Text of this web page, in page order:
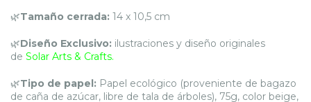
🌿Tamaño cerrada: 14 x 10,5 cm
🌿Diseño Exclusivo: ilustraciones y diseño originales
de Solar Arts & Crafts.
🌿Tipo de papel: Papel ecológico (proveniente de bagazo
de caña de azúcar, libre de tala de árboles), 75g, color beige,